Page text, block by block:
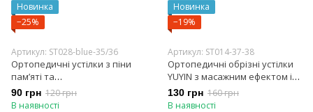
Новинка
−25%
Артикул: ST028-blue-35/36
Ортопедичні устілки з піни
пам’яті та
антибактеріальним ефектом
XZMOONLIGHT
90 грн 120 грн
В наявності
Новинка
−19%
Артикул: ST014-37-38
Ортопедичні обрізні устілки
YUYIN з масажним ефектом і
піною пам’яті
130 грн 160 грн
В наявності